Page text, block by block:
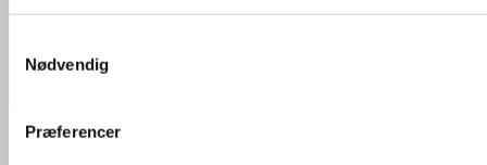
Nødvendig
Præferencer
MasterCard
Products search